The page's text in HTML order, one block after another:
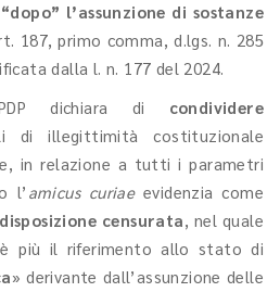
l’assunzione di sostanze
187, primo comma, d.lgs. n. 285
dalla l. n. 177 del 2024.
dichiara di condividere
di illegittimità costituzionale
in relazione a tutti i parametri
l’ amicus curiaeevidenzia come
censurata, nel quale
più il riferimento allo stato di
» derivante dall’assunzione delle